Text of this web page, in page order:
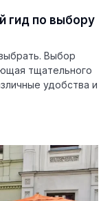
гид по выбору
Выбор
тщательного
удобства и